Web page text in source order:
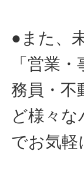
●また、
「営業
務員・不
ど様々
でお気軽